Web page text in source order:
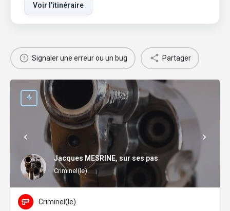
Voir l'itinéraire
Signaler une erreur ou un bug Partager
Jacques MESRINE, sur ses pas
Criminel(le)
Criminel(le)